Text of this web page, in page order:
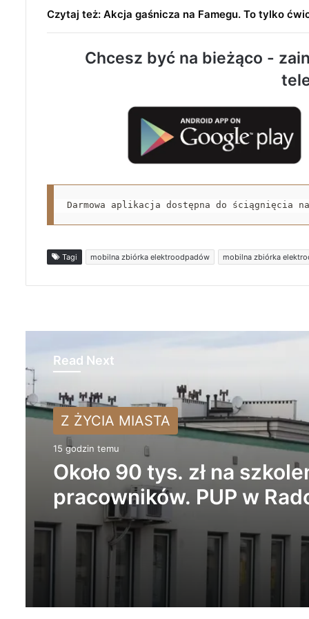
Czytaj też: Akcja gaśnicza na Famegu. To tylko
Chcesz być na bieżąco -
Darmowa aplikacja dostępna do ściągnięcia
Tagi mobilna zbiórka elektroodpadów mobilna zbiórka
Read Next
Z ŻYCIA MIASTA
15 godzin temu
Około 90 tys. zł na
pracowników. PUP w
Z ŻYCIA MIASTA
Życie bez alkoholu –
wybór. Radomsko włącza
Miesiąc Trzeźwości